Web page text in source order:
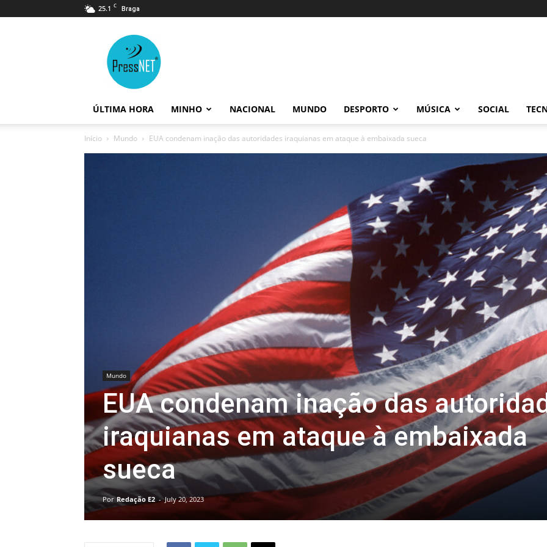
25.1 C Braga
ÚLTIMA HORA MINHO NACIONAL MUNDO DESPORTO MÚSICA SOCIAL
Início Mundo EUA condenam inação das autoridades iraquianas em ataque à embaixada sueca
Mundo
EUA condenam inação das
iraquianas em ataque à embaixada
sueca
Por Redação E2 - July 20, 2023